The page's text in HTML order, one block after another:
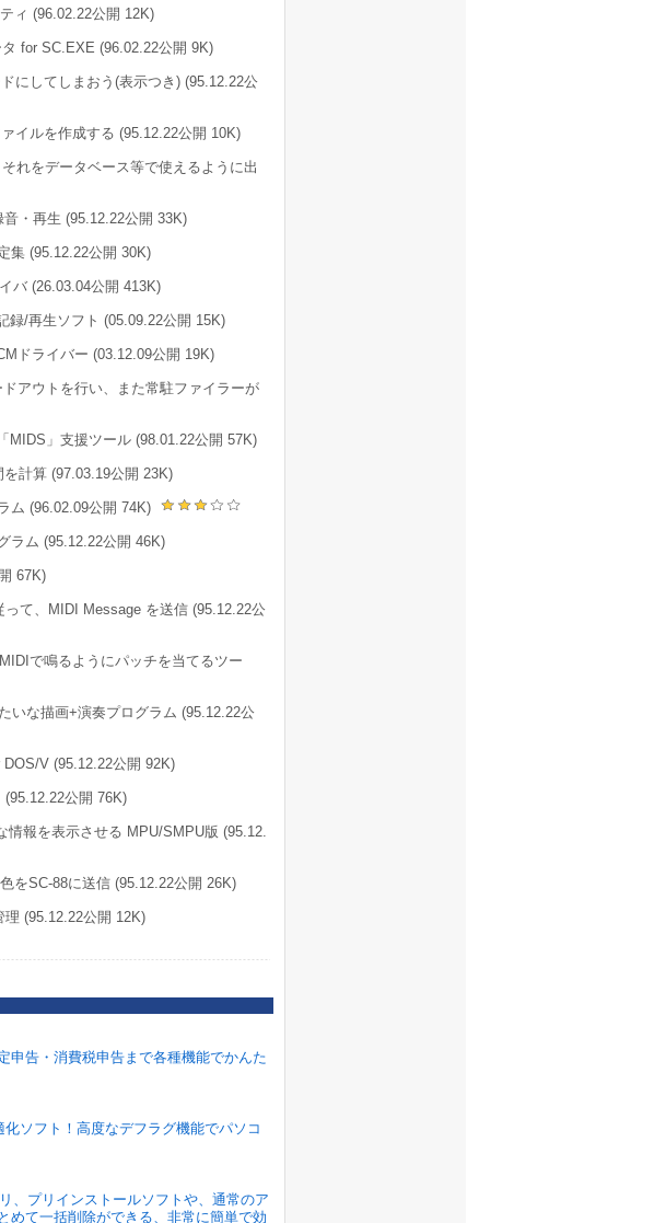
ィ (96.02.22公開 12K)
for SC.EXE (96.02.22公開 9K)
にしてしまおう(表示つき) (95.12.22公
イルを作成する (95.12.22公開 10K)
れをデータベース等で使えるように出
・再生 (95.12.22公開 33K)
集 (95.12.22公開 30K)
バ (26.03.04公開 413K)
録/再生ソフト (05.09.22公開 15K)
ドライバー (03.12.09公開 19K)
アウトを行い、また常駐ファイラーが
MIDS」支援ツール (98.01.22公開 57K)
計算 (97.03.19公開 23K)
ム (96.02.09公開 74K)
ラム (95.12.22公開 46K)
67K)
って、MIDI Message を送信 (95.12.22公
で鳴るようにパッチを当てるツー
いな描画+演奏プログラム (95.12.22公
V (95.12.22公開 92K)
公開 76K)
報を表示させる MPU/SMPU版 (95.12.
をSC-88に送信 (95.12.22公開 26K)
(95.12.22公開 12K)
申告・消費税申告まで各種機能でかんた
ソフト！高度なデフラグ機能でパソコ
、プリインストールソフトや、通常のア
めて一括削除ができる、非常に簡単で効